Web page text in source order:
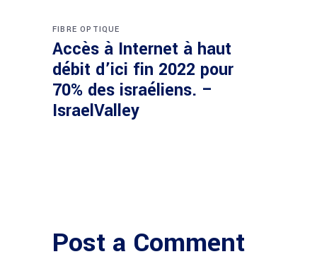
FIBRE OPTIQUE
Accès à Internet à haut
débit d’ici fin 2022 pour
70% des israéliens. –
IsraelValley
Post a Comment